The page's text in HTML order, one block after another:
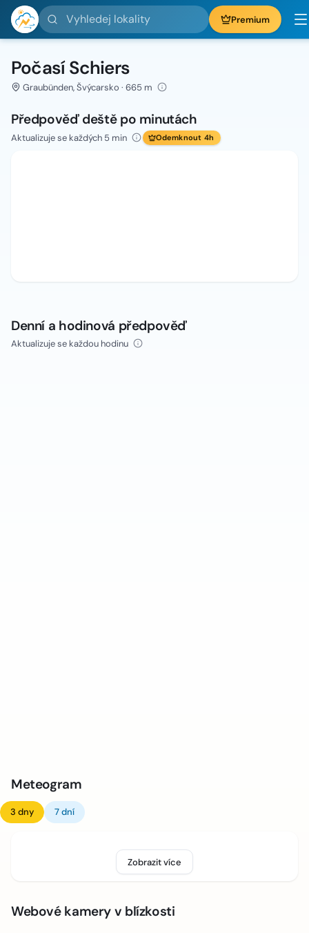
Vyhledej lokality Premium
Počasí Schiers
Graubünden, Švýcarsko · 665 m
Předpověď deště po minutách
Aktualizuje se každých 5 min Odemknout 4h
Denní a hodinová předpověď
Aktualizuje se každou hodinu
Meteogram
3 dny 7 dní
Zobrazit více
Webové kamery v blízkosti